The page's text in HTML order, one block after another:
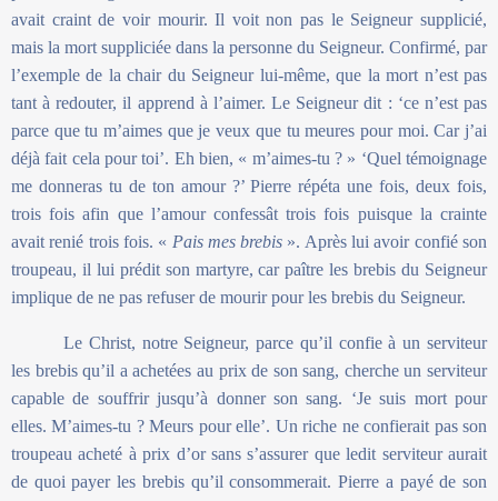
avait craint de voir mourir. Il voit non pas le Seigneur supplicié,
mais la mort suppliciée dans la personne du Seigneur. Confirmé, par
l’exemple de la chair du Seigneur lui-même, que la mort n’est pas
tant à redouter, il apprend à l’aimer. Le Seigneur dit : ‘ce n’est pas
parce que tu m’aimes que je veux que tu meures pour moi. Car j’ai
déjà fait cela pour toi’. Eh bien, « m’aimes-tu ? » ‘Quel témoignage
me donneras tu de ton amour ?’ Pierre répéta une fois, deux fois,
trois fois afin que l’amour confessât trois fois puisque la crainte
avait renié trois fois. « Pais mes brebis ». Après lui avoir confié son
troupeau, il lui prédit son martyre, car paître les brebis du Seigneur
implique de ne pas refuser de mourir pour les brebis du Seigneur.
Le Christ, notre Seigneur, parce qu’il confie à un serviteur
les brebis qu’il a achetées au prix de son sang, cherche un serviteur
capable de souffrir jusqu’à donner son sang. ‘Je suis mort pour
elles. M’aimes-tu ? Meurs pour elle’. Un riche ne confierait pas son
troupeau acheté à prix d’or sans s’assurer que ledit serviteur aurait
de quoi payer les brebis qu’il consommerait. Pierre a payé de son